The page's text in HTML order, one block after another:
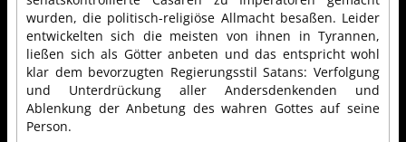
wurden, die politisch-religiöse Allmacht besaßen. Leider
entwickelten sich die meisten von ihnen in Tyrannen,
ließen sich als Götter anbeten und das entspricht wohl
klar dem bevorzugten Regierungsstil Satans: Verfolgung
und Unterdrückung aller Andersdenkenden und
Ablenkung der Anbetung des wahren Gottes auf seine
Person.